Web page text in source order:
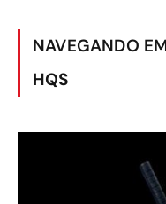
NAVEGANDO
HQS